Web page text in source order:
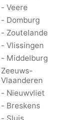
- Veere
- Domburg
- Zoutelande
- Vlissingen
- Middelburg
Zeeuws-
Vlaanderen
- Nieuwvliet
- Breskens